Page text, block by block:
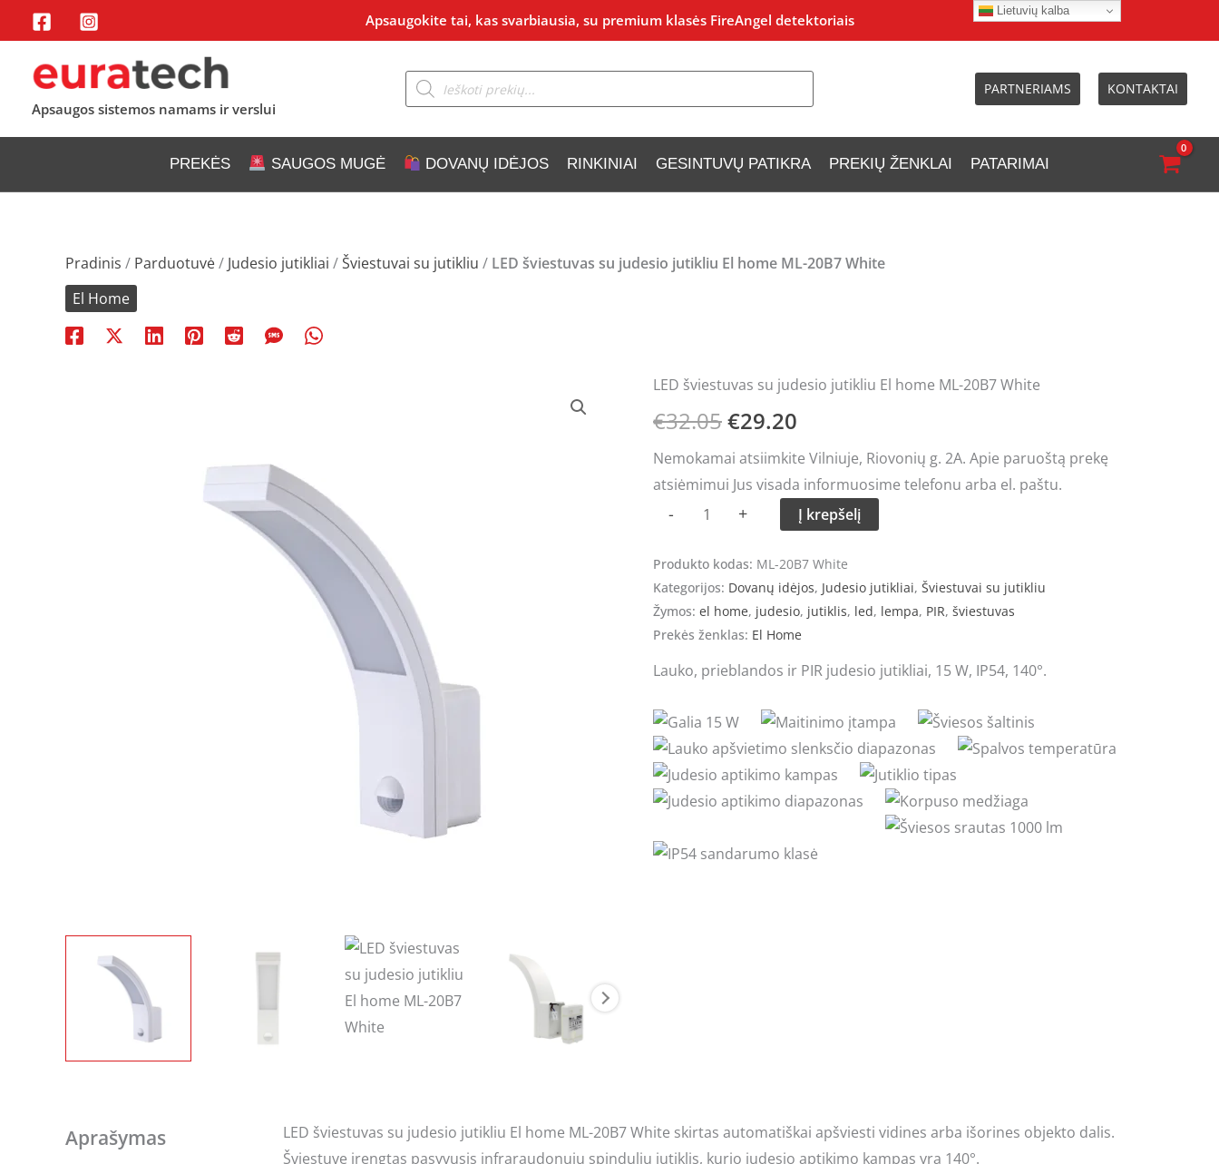
Pereiti
prie
turinio
Apsaugokite tai, kas svarbiausia, su premium klasės FireAngel detektoriais
Apsaugos sistemos namams ir verslui
Products
search PARTNERIAMS KONTAKTAI
PREKĖS SAUGOS MUGĖ DOVANŲ IDĖJOS RINKINIAI GESINTUVŲ PATIKRA PREKIŲ ŽENKLAI PATARIMAI
Pradinis / Parduotuvė/ Judesio jutikliai /Šviestuvai su jutikliu / LED šviestuvas su judesio jutikliu El home ML-20B7 White
El Home
LED šviestuvas su judesio jutikliu El home ML-20B7 White
€32.05
Original
price
was:
€32.05.
€29.20
Current
is:
€29.20.
Nemokamai atsiimkite Vilniuje, Riovonių g. 2A. Apie paruoštą prekę
atsiėmimui Jus visada informuosime telefonu arba el. paštu.
-
produkto
kiekis:
šviestuvas
su
judesio
El
home
ML-
White
+ Į krepšelį
Produkto kodas: ML-20B7 White
Kategorijos: Dovanų idėjos, Judesio jutikliai, Šviestuvai su jutikliu
Žymos: el home, judesio, jutiklis, led, lempa, PIR, šviestuvas
Prekės ženklas: El Home
Lauko, prieblandos ir PIR judesio jutikliai, 15 W, IP54, 140°.
Aprašymas
LED šviestuvas su judesio jutikliu El home ML-20B7 White skirtas automatiškai apšviesti vidines arba išorines objekto dalis.
Šviestuve įrengtas pasyvusis infraraudonųjų spindulių jutiklis, kurio judesio aptikimo kampas yra 140°.
Lietuvių kalba